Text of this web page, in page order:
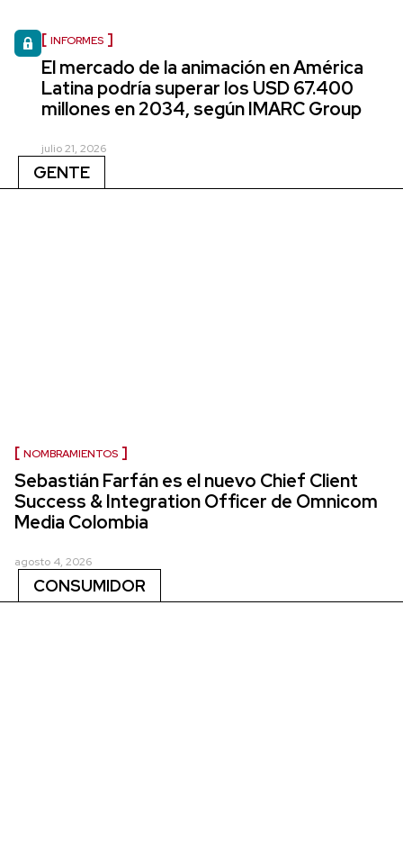
INFORMES
El mercado de la animación en América
Latina podría superar los USD 67.400
millones en 2034, según IMARC Group
julio 21, 2026
GENTE
NOMBRAMIENTOS
Sebastián Farfán es el nuevo Chief Client
Success & Integration Officer de Omnicom
Media Colombia
agosto 4, 2026
CONSUMIDOR